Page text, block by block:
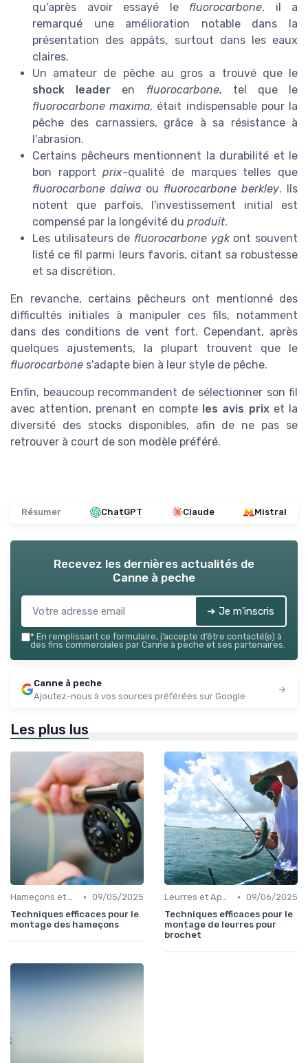
qu'après avoir essayé le fluorocarbone, il a
remarqué une amélioration notable dans la
présentation des appâts, surtout dans les eaux
claires.
Un amateur de pêche au gros a trouvé que le
shock leader en fluorocarbone, tel que le
fluorocarbone maxima, était indispensable pour la
pêche des carnassiers, grâce à sa résistance à
l'abrasion.
Certains pêcheurs mentionnent la durabilité et le
bon rapportprix-qualité de marques telles que
fluorocarbone daiwa ou fluorocarbone berkley. Ils
notent que parfois, l'investissement initial est
compensé par la longévité du produit.
Les utilisateurs de fluorocarbone ygkont souvent
listé ce fil parmi leurs favoris, citant sa robustesse
et sa discrétion.
En revanche, certains pêcheurs ont mentionné des
difficultés initiales à manipuler ces fils, notamment
dans des conditions de vent fort. Cependant, après
quelques ajustements, la plupart trouvent que le
fluorocarbone s'adapte bien à leur style de pêche.
Enfin, beaucoup recommandent de sélectionner son fil
avec attention, prenant en compte les avis prixet la
diversité des stocks disponibles, afin de ne pas se
retrouver à court de son modèle préféré.
Résumer ChatGPT Claude Mistral
Recevez les dernières actualités de
Canne à peche
➔ Je m'inscris
* En remplissant ce formulaire, j’accepte d’être contacté(e) à
des fins commerciales par Canne à peche et ses partenaires.
Canne à peche
Ajoutez-nous à vos sources préférées sur Google
Les plus lus
Hameçons et Montages • 09/05/2025
Techniques efficaces pour le
montage des hameçons
Leurres et Appâts • 09/06/2025
Techniques efficaces pour le
montage de leurres pour
brochet